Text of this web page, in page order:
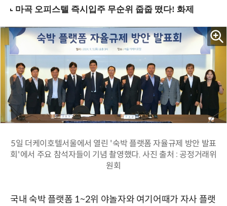
5일 더케이호텔서울에서 열린 '숙박 플랫폼 자율규제 방안 발표
회'에서 주요 참석자들이 기념 촬영했다. 사진 출처 : 공정거래위
원회
국내 숙박 플랫폼 1~2위 야놀자와 여기어때가 자사 플랫